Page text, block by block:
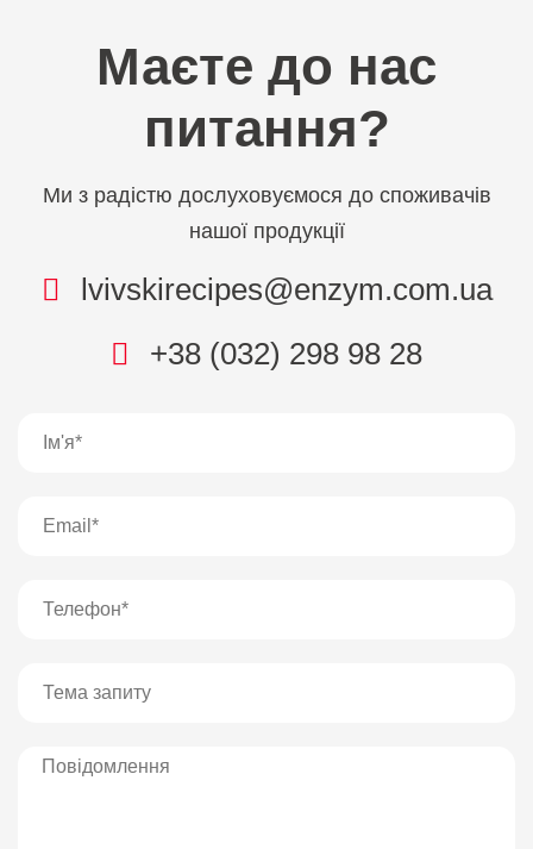
Маєте до нас
питання?
Ми з радістю дослуховуємося до споживачів
нашої продукції
lvivskirecipes@enzym.com.ua
+38 (032) 298 98 28